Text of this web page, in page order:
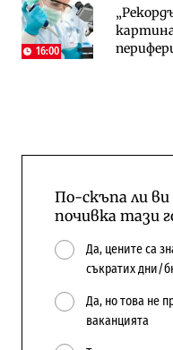
16:00
медии
напълно
По-скъпа ли
почивка тази
Да, цените са
съкратих дни/
Да, но това не
ваканцията